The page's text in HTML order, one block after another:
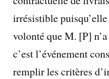
irrésistible puisqu’elle
volonté que M. [P]
c’est l’événement
remplir les critères